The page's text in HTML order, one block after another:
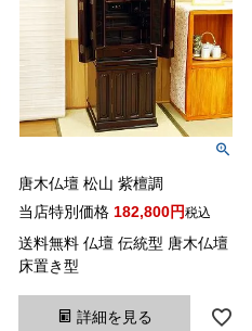
唐木仏壇 松山 紫檀調
当店特別価格 182,800 税込
送料無料 仏壇 伝統型 唐木仏壇
床置き型
詳細を見る